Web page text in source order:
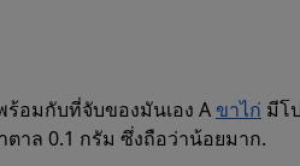
อมกับที่จับของมันเอง A ขาไก่ มีโ
าล 0.1 กรัม ซึ่งถือว่าน้อยมาก.